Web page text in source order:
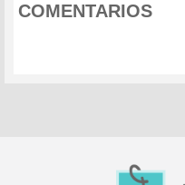
COMENTARIOS